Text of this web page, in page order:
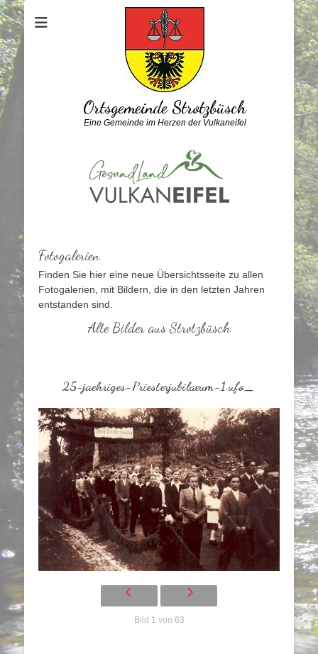
Ortsgemeinde Strotzbüsch
Eine Gemeinde im Herzen der Vulkaneifel
Fotogalerien
Finden Sie hier eine neue Übersichtsseite zu allen
Fotogalerien, mit Bildern, die in den letzten Jahren
entstanden sind.
Alte Bilder aus Strotzbüsch
25-jaehriges-Priesterjubilaeum-1.ufo_
Bild 1 von 63